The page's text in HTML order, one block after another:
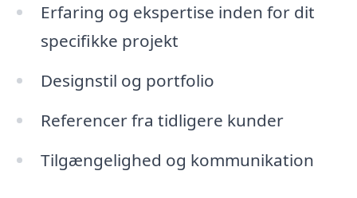
Erfaring og ekspertise inden for dit
specifikke projekt
Designstil og portfolio
Referencer fra tidligere kunder
Tilgængelighed og kommunikation